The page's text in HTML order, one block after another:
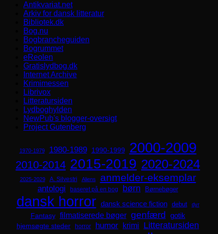
Antikvariat.net
Arkiv for dansk litteratur
Bibliotek.dk
Bog.nu
Bogbrancheguiden
Bogrummet
eReolen
Gratislydbog.dk
Internet Archive
Krimimessen
Librivox
Litteratursiden
Lydboghylden
NewPub's blogger-oversigt
Project Gutenberg
1970-1979 1980-1989 1990-1999 2000-2009
2010-2014 2015-2019 2020-2024
2025-2029 A. Silvestri Aliens anmelder-eksemplar
antologi baseret på en bog børn Børnebøger
dansk horror dansk science fiction debut dyr
Fantasy filmatiserede bøger genfærd
gotik
hjemsøgte steder
horror humor krimi Litteratursiden